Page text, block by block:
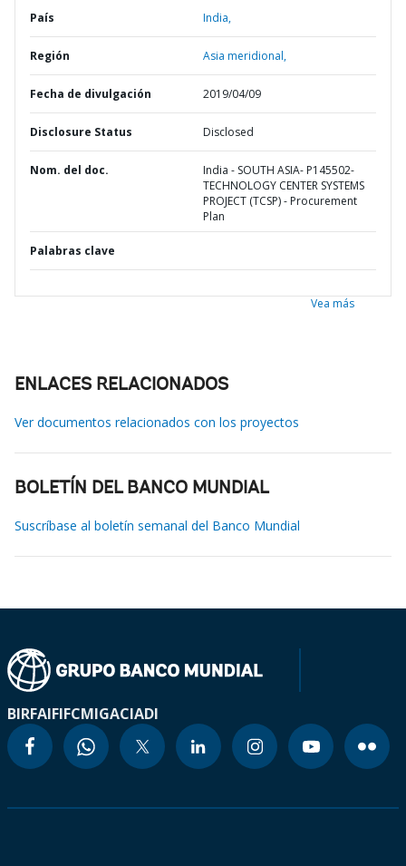
País India,
Región Asia meridional,
Fecha de divulgación 2019/04/09
Disclosure Status Disclosed
Nom. del doc.
India - SOUTH ASIA- P145502-
TECHNOLOGY CENTER SYSTEMS
PROJECT (TCSP) - Procurement
Plan
Palabras clave
Vea más
ENLACES RELACIONADOS
Ver documentos relacionados con los proyectos
BOLETÍN DEL BANCO MUNDIAL
Suscríbase al boletín semanal del Banco Mundial
BIRFAIFIFCMIGACIADI